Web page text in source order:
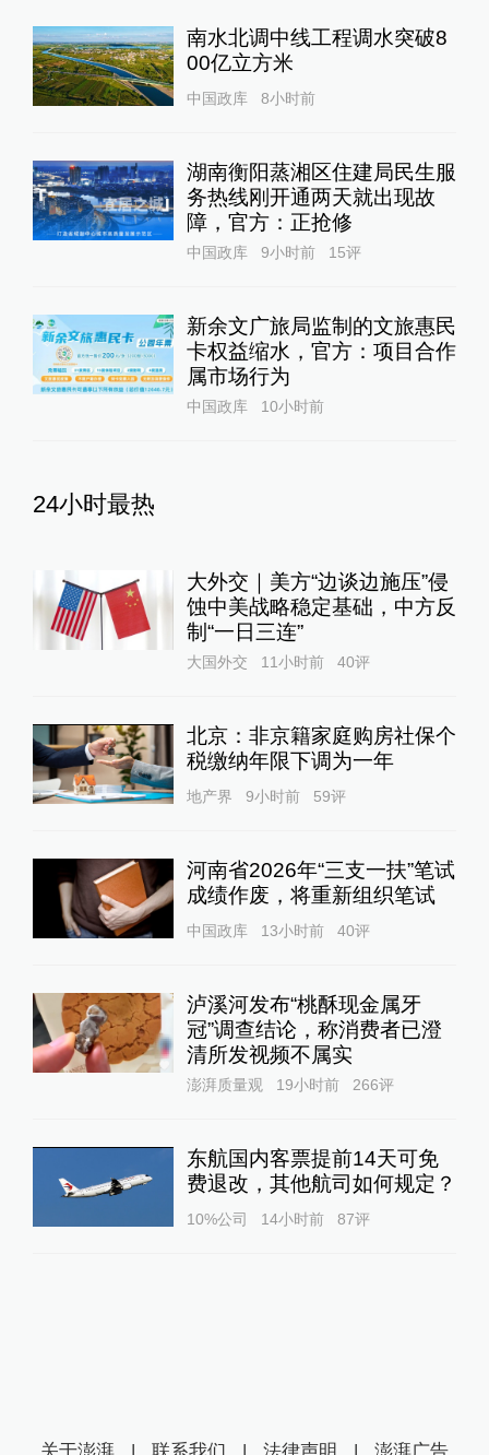
南水北调中线工程调水突破8
00亿立方米
中国政库 8小时前
湖南衡阳蒸湘区住建局民生服
务热线刚开通两天就出现故
障，官方：正抢修
中国政库 9小时前 15评
新余文广旅局监制的文旅惠民
卡权益缩水，官方：项目合作
属市场行为
中国政库 10小时前
24小时最热
大外交｜美方“边谈边施压”侵
蚀中美战略稳定基础，中方反
制“一日三连”
大国外交 11小时前 40评
北京：非京籍家庭购房社保个
税缴纳年限下调为一年
地产界 9小时前 59评
河南省2026年“三支一扶”笔试
成绩作废，将重新组织笔试
中国政库 13小时前 40评
泸溪河发布“桃酥现金属牙
冠”调查结论，称消费者已澄
清所发视频不属实
澎湃质量观 19小时前 266评
东航国内客票提前14天可免
费退改，其他航司如何规定？
10%公司 14小时前 87评